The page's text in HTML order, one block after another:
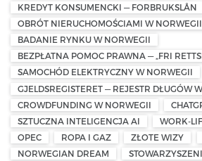
KREDYT KONSUMENCKI — FORBRUKSLÅN
OBRÓT NIERUCHOMOŚCIAMI W NORWEGII
BADANIE RYNKU W NORWEGII
BEZPŁATNA POMOC PRAWNA — „FRI
SAMOCHÓD ELEKTRYCZNY W NORWEGII
GJELDSREGISTERET — REJESTR DŁUGÓW
CROWDFUNDING W NORWEGII
SZTUCZNA INTELIGENCJA AI
WORK-
OPEC
ROPA I GAZ ZŁOTE WIZY
NORWEGIAN DREAM